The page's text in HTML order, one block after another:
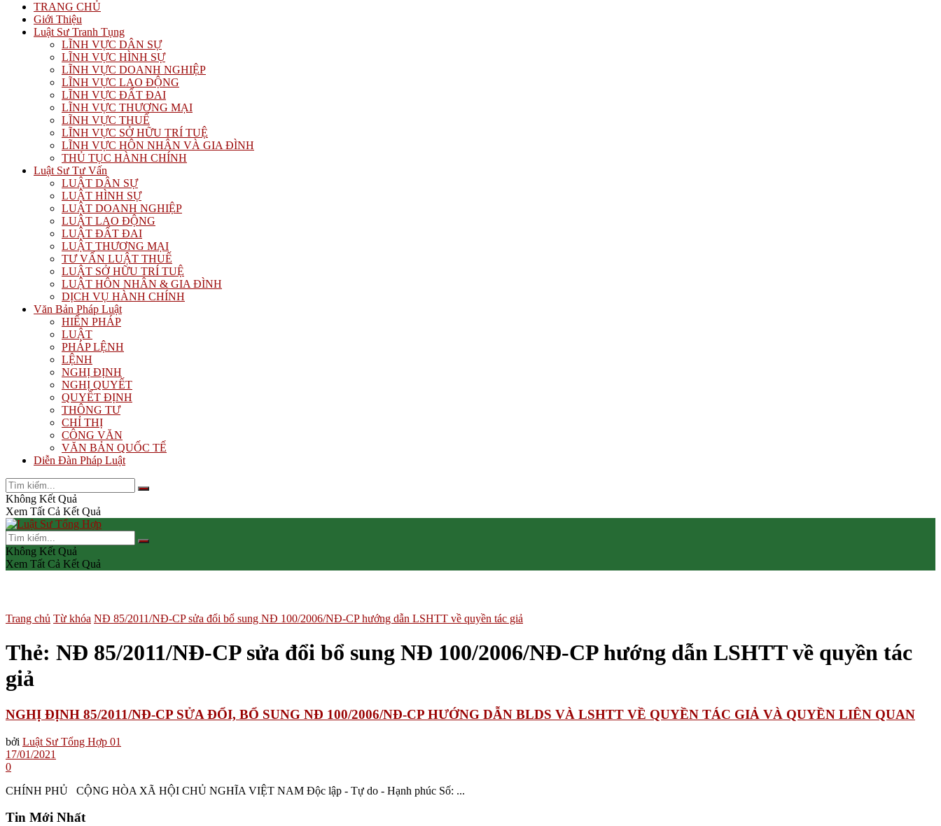
TRANG CHỦ
Giới Thiệu
Luật Sư Tranh Tụng
LĨNH VỰC DÂN SỰ
LĨNH VỰC HÌNH SỰ
LĨNH VỰC DOANH NGHIỆP
LĨNH VỰC LAO ĐỘNG
LĨNH VỰC ĐẤT ĐAI
LĨNH VỰC THƯƠNG MẠI
LĨNH VỰC THUẾ
LĨNH VỰC SỞ HỮU TRÍ TUỆ
LĨNH VỰC HÔN NHÂN VÀ GIA ĐÌNH
THỦ TỤC HÀNH CHÍNH
Luật Sư Tư Vấn
LUẬT DÂN SỰ
LUẬT HÌNH SỰ
LUẬT DOANH NGHIỆP
LUẬT LAO ĐỘNG
LUẬT ĐẤT ĐAI
LUẬT THƯƠNG MẠI
TƯ VẤN LUẬT THUẾ
LUẬT SỞ HỮU TRÍ TUỆ
LUẬT HÔN NHÂN & GIA ĐÌNH
DỊCH VỤ HÀNH CHÍNH
Văn Bản Pháp Luật
HIẾN PHÁP
LUẬT
PHÁP LỆNH
LỆNH
NGHỊ ĐỊNH
NGHỊ QUYẾT
QUYẾT ĐỊNH
THÔNG TƯ
CHỈ THỊ
CÔNG VĂN
VĂN BẢN QUỐC TẾ
Diễn Đàn Pháp Luật
Không Kết Quả
Xem Tất Cả Kết Quả
Không Kết Quả
Xem Tất Cả Kết Quả
Trang chủ Từ khóa NĐ 85/2011/NĐ-CP sửa đổi bổ sung NĐ 100/2006/NĐ-CP hướng dẫn LSHTT về quyền tác giả
Thẻ: NĐ 85/2011/NĐ-CP sửa đổi bổ sung NĐ 100/2006/NĐ-CP hướng dẫn LSHTT về quyền tác
giả
NGHỊ ĐỊNH 85/2011/NĐ-CP SỬA ĐỔI, BỔ SUNG NĐ 100/2006/NĐ-CP HƯỚNG DẪN BLDS VÀ LSHTT VỀ QUYỀN TÁC GIẢ VÀ QUYỀN LIÊN QUAN
bởi Luật Sư Tổng Hợp 01
17/01/2021
0
CHÍNH PHỦ CỘNG HÒA XÃ HỘI CHỦ NGHĨA VIỆT NAM Độc lập - Tự do - Hạnh phúc Số: ...
Tin Mới Nhất